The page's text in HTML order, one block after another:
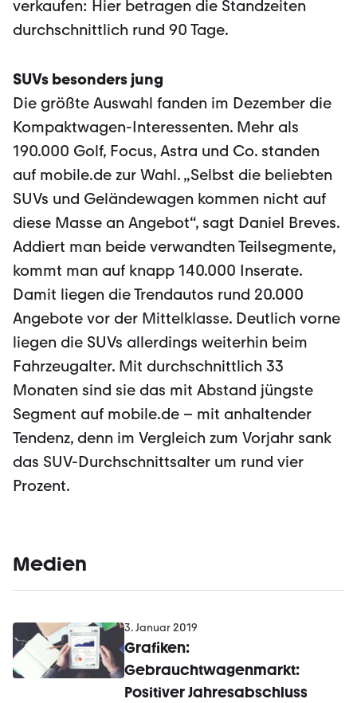
verkaufen: Hier betragen die Standzeiten
durchschnittlich rund 90 Tage.
SUVs besonders jung
Die größte Auswahl fanden im Dezember die
Kompaktwagen-Interessenten. Mehr als
190.000 Golf, Focus, Astra und Co. standen
auf mobile.de zur Wahl. „Selbst die beliebten
SUVs und Geländewagen kommen nicht auf
diese Masse an Angebot“, sagt Daniel Breves.
Addiert man beide verwandten Teilsegmente,
kommt man auf knapp 140.000 Inserate.
Damit liegen die Trendautos rund 20.000
Angebote vor der Mittelklasse. Deutlich vorne
liegen die SUVs allerdings weiterhin beim
Fahrzeugalter. Mit durchschnittlich 33
Monaten sind sie das mit Abstand jüngste
Segment auf mobile.de – mit anhaltender
Tendenz, denn im Vergleich zum Vorjahr sank
das SUV-Durchschnittsalter um rund vier
Prozent.
Medien
3. Januar 2019
Grafiken:
Gebrauchtwagenmarkt:
Positiver Jahresabschluss